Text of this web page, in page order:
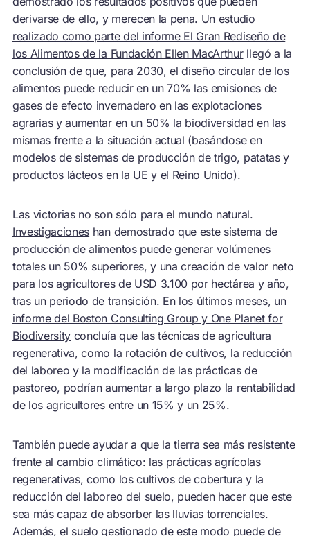
derivarse de ello, y merecen la pena. Un estudio
realizado como parte del informe El Gran Rediseño de
los Alimentos de la Fundación Ellen MacArthurllegó a la
conclusión de que, para 2030, el diseño circular de los
alimentos puede reducir en un 70% las emisiones de
gases de efecto invernadero en las explotaciones
agrarias y aumentar en un 50% la biodiversidad en las
mismas frente a la situación actual (basándose en
modelos de sistemas de producción de trigo, patatas y
productos lácteos en la UE y el Reino Unido).
Las victorias no son sólo para el mundo natural.
Investigaciones han demostrado que este sistema de
producción de alimentos puede generar volúmenes
totales un 50% superiores, y una creación de valor neto
para los agricultores de USD 3.100 por hectárea y año,
tras un periodo de transición. En los últimos meses, un
informe del Boston Consulting Group y One Planet for
Biodiversity concluía que las técnicas de agricultura
regenerativa, como la rotación de cultivos, la reducción
del laboreo y la modificación de las prácticas de
pastoreo, podrían aumentar a largo plazo la rentabilidad
de los agricultores entre un 15% y un 25%.
También puede ayudar a que la tierra sea más resistente
frente al cambio climático: las prácticas agrícolas
regenerativas, como los cultivos de cobertura y la
reducción del laboreo del suelo, pueden hacer que este
sea más capaz de absorber las lluvias torrenciales.
Además, el suelo gestionado de este modo puede de